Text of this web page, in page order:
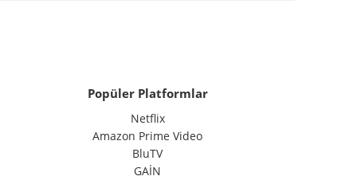
Popüler Platformlar
Netflix
Amazon Prime Video
BluTV
GAİN